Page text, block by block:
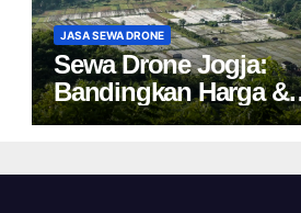
JASA SEWA DRONE
Sewa Drone Jogja:
Bandingkan Harga &
Tips Cuan 2024!